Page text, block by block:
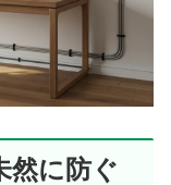
然に防ぐ